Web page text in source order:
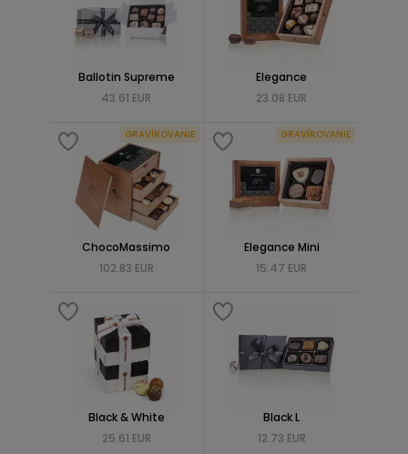
Ballotin Supreme
43.61 EUR
Elegance
23.08 EUR
GRAVÍROVANIE
ChocoMassimo
102.83 EUR
GRAVÍROVANIE
Elegance Mini
15.47 EUR
Black & White
25.61 EUR
Black L
12.73 EUR